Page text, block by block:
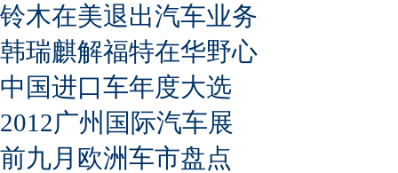
铃木在美退出汽车业务
韩瑞麒解福特在华野心
中国进口车年度大选
2012广州国际汽车展
前九月欧洲车市盘点